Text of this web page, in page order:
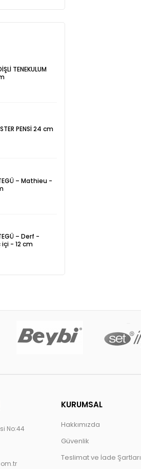
TENEKULUM
PENSİ 24 cm
– Mathieu -
– Derf -
içi - 12 cm
No:44
KURUMSAL
Hakkımızda
Güvenlik
Teslimat ve İade Şartları